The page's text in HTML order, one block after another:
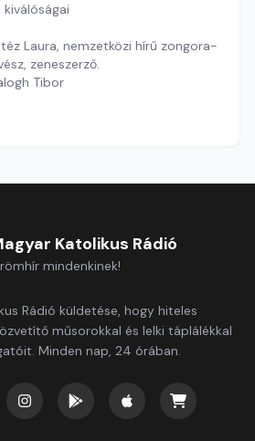
kiválóságai
Laura, nemzetközi hírű zongora-
zeneszerző.
Tibor
Katolikus Rádió
mindenkinek!
Rádió küldetése, hogy hiteles
műsorokkal és lelki táplálékkal
Minden nap, 24 órában.